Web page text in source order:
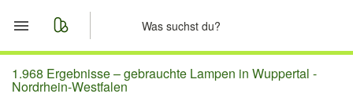
Start
1.968 Ergebnisse –gebrauchte Lampen in Wuppertal -
Nordrhein-Westfalen